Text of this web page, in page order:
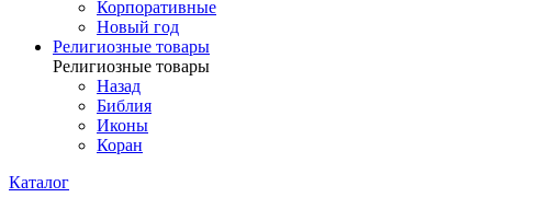
Корпоративные
Новый год
Религиозные товары
Религиозные товары
Назад
Библия
Иконы
Коран
Каталог